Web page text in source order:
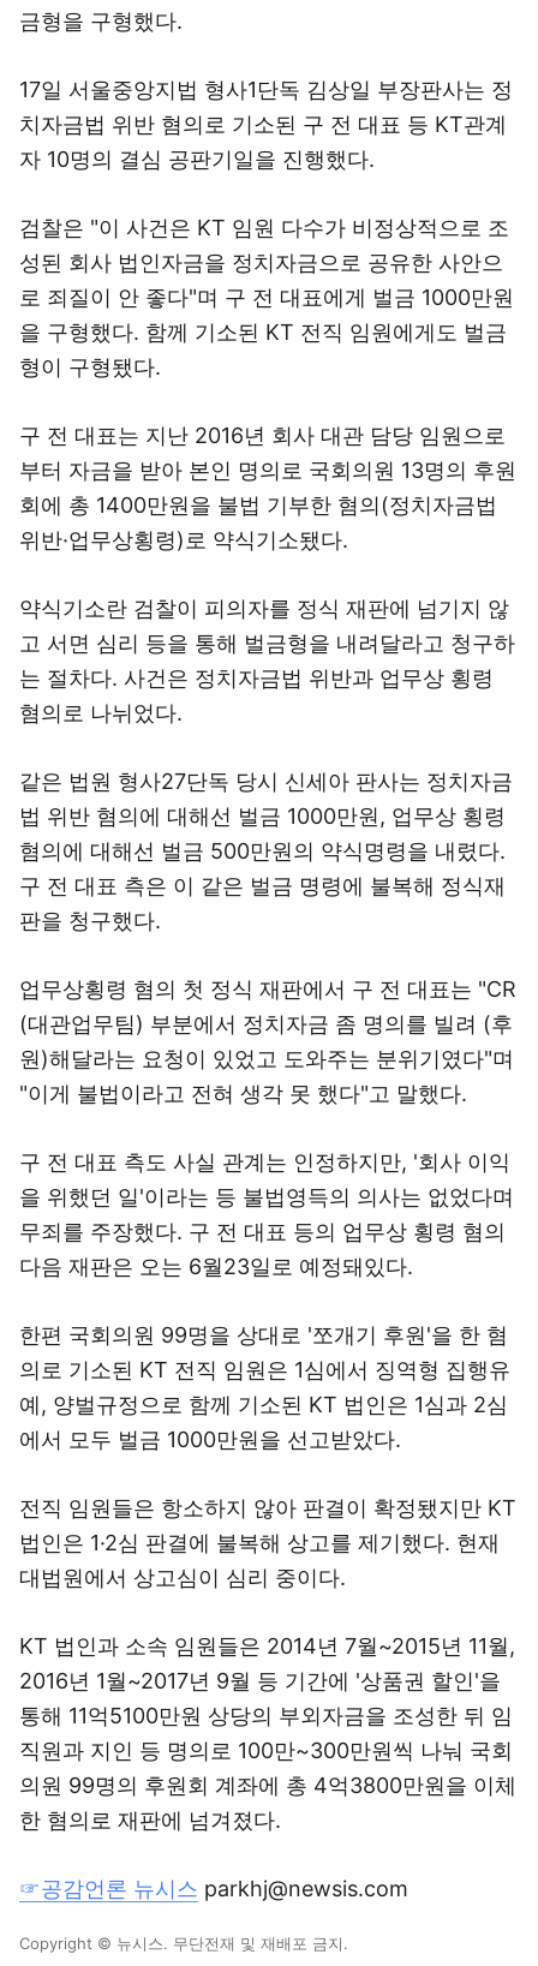
금형을 구형했다.
17일 서울중앙지법 형사1단독 김상일 부장판사는 정
치자금법 위반 혐의로 기소된 구 전 대표 등 KT관계
자 10명의 결심 공판기일을 진행했다.
검찰은 "이 사건은 KT 임원 다수가 비정상적으로 조
성된 회사 법인자금을 정치자금으로 공유한 사안으
로 죄질이 안 좋다"며 구 전 대표에게 벌금 1000만원
을 구형했다. 함께 기소된 KT 전직 임원에게도 벌금
형이 구형됐다.
구 전 대표는 지난 2016년 회사 대관 담당 임원으로
부터 자금을 받아 본인 명의로 국회의원 13명의 후원
회에 총 1400만원을 불법 기부한 혐의(정치자금법
위반·업무상횡령)로 약식기소됐다.
약식기소란 검찰이 피의자를 정식 재판에 넘기지 않
고 서면 심리 등을 통해 벌금형을 내려달라고 청구하
는 절차다. 사건은 정치자금법 위반과 업무상 횡령
혐의로 나뉘었다.
같은 법원 형사27단독 당시 신세아 판사는 정치자금
법 위반 혐의에 대해선 벌금 1000만원, 업무상 횡령
혐의에 대해선 벌금 500만원의 약식명령을 내렸다.
구 전 대표 측은 이 같은 벌금 명령에 불복해 정식재
판을 청구했다.
업무상횡령 혐의 첫 정식 재판에서 구 전 대표는 "CR
(대관업무팀) 부분에서 정치자금 좀 명의를 빌려 (후
원)해달라는 요청이 있었고 도와주는 분위기였다"며
"이게 불법이라고 전혀 생각 못 했다"고 말했다.
구 전 대표 측도 사실 관계는 인정하지만, '회사 이익
을 위했던 일'이라는 등 불법영득의 의사는 없었다며
무죄를 주장했다. 구 전 대표 등의 업무상 횡령 혐의
다음 재판은 오는 6월23일로 예정돼있다.
한편 국회의원 99명을 상대로 '쪼개기 후원'을 한 혐
의로 기소된 KT 전직 임원은 1심에서 징역형 집행유
예, 양벌규정으로 함께 기소된 KT 법인은 1심과 2심
에서 모두 벌금 1000만원을 선고받았다.
전직 임원들은 항소하지 않아 판결이 확정됐지만 KT
법인은 1·2심 판결에 불복해 상고를 제기했다. 현재
대법원에서 상고심이 심리 중이다.
KT 법인과 소속 임원들은 2014년 7월~2015년 11월,
2016년 1월~2017년 9월 등 기간에 '상품권 할인'을
통해 11억5100만원 상당의 부외자금을 조성한 뒤 임
직원과 지인 등 명의로 100만~300만원씩 나눠 국회
의원 99명의 후원회 계좌에 총 4억3800만원을 이체
한 혐의로 재판에 넘겨졌다.
☞공감언론 뉴시스 parkhj@newsis.com
Copyright © 뉴시스. 무단전재 및 재배포 금지.